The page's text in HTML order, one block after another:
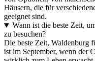
Häusern, die für
geeignet sind.
Wann ist die beste Zeit,
zu besuchen?
Die beste Zeit, Waldenburg
ist im September, wenn der